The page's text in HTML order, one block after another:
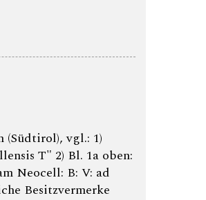
vgl.: 1)
T" 2) Bl. 1a oben:
Neocell: B: V: ad
Besitzvermerke